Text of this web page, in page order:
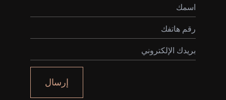
إرسال